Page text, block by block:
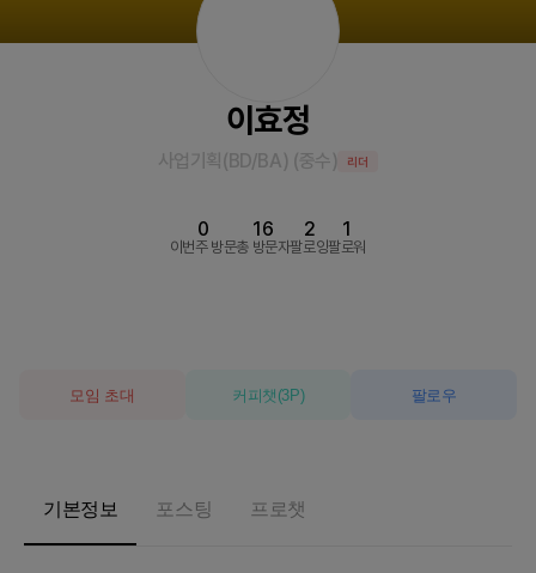
이효정
사업기획(BD/BA) (중수) 리더
이번주 방문
0
총 방문자
16
팔로잉
2
팔로워
1
모임 초대 커피챗 (3P) 팔로우
기본정보 포스팅 프로챗